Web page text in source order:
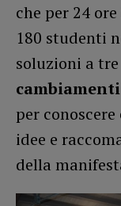
che per 24
180 studenti
soluzioni a
per
idee e
della